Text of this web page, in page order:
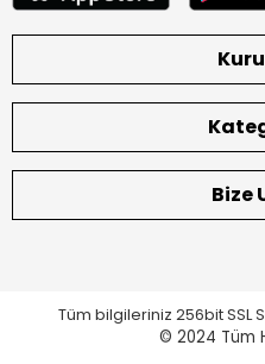
Bize
Tüm bilgileriniz 256bit SSL
© 2024 Tüm